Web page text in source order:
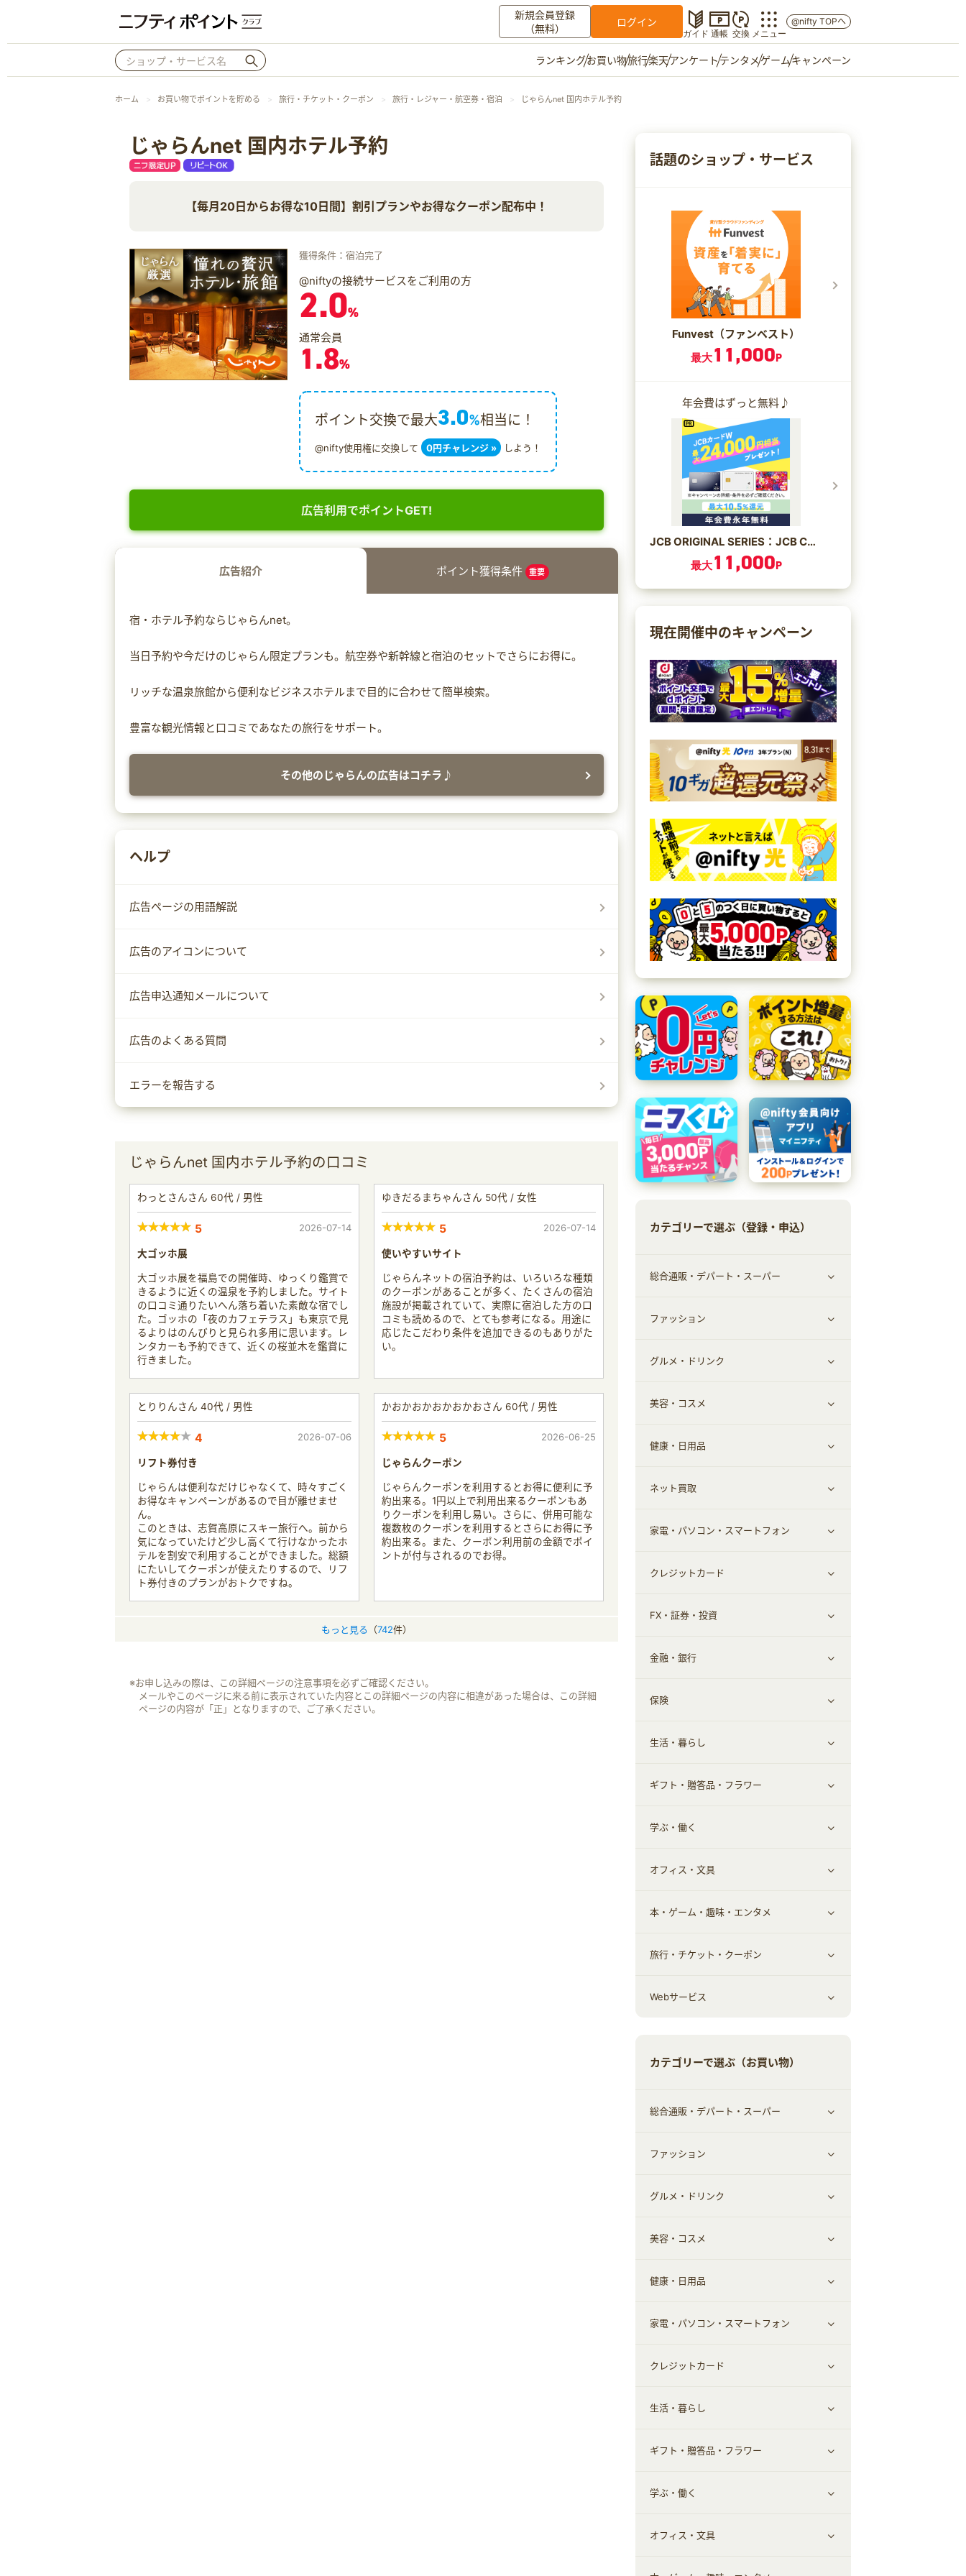
新規会員登録
（無料）
ログイン
ガイド 通帳 交換 メニュー
お知らせ
初心者ガイド
@nifty TOPへ
ランキングお買い物旅行楽天アンケートテンタメゲームキャンペーン
ホーム お買い物でポイントを貯める 旅行・チケット・クーポン 旅行・レジャー・航空券・宿泊 じゃらんnet 国内ホテル予約
じゃらんnet 国内ホテル予約
【毎月20日からお得な10日間】割引プランやお得なクーポン配布中！
獲得条件：宿泊完了
@niftyの接続サービスをご利用の方
2.0%
通常会員
1.8%
ポイント交換で最大3.0%相当に！
@nifty使用権に交換して 0円チャレンジ » しよう！
広告利用でポイントGET!
広告紹介 ポイント獲得条件 重要
宿・ホテル予約ならじゃらんnet。
当日予約や今だけのじゃらん限定プランも。航空券や新幹線と宿泊のセットでさらにお得に。
リッチな温泉旅館から便利なビジネスホテルまで目的に合わせて簡単検索。
豊富な観光情報と口コミであなたの旅行をサポート。
その他のじゃらんの広告はコチラ♪
ヘルプ
広告ページの用語解説
広告のアイコンについて
広告申込通知メールについて
広告のよくある質問
エラーを報告する
じゃらんnet 国内ホテル予約の口コミ
わっとさんさん 60代 / 男性
5 2026-07-14
大ゴッホ展
大ゴッホ展を福島での開催時、ゆっくり鑑賞で
きるように近くの温泉を予約しました。サイト
の口コミ通りたいへん落ち着いた素敵な宿でし
た。ゴッホの「夜のカフェテラス」も東京で見
るよりはのんびりと見られ多用に思います。レ
ンタカーも予約できて、近くの桜並木を鑑賞に
行きました。
ゆきだるまちゃんさん 50代 / 女性
5 2026-07-14
使いやすいサイト
じゃらんネットの宿泊予約は、いろいろな種類
のクーポンがあることが多く、たくさんの宿泊
施設が掲載されていて、実際に宿泊した方の口
コミも読めるので、とても参考になる。用途に
応じたこだわり条件を追加できるのもありがた
い。
とりりんさん 40代 / 男性
4 2026-07-06
リフト券付き
じゃらんは便利なだけじゃなくて、時々すごく
お得なキャンペーンがあるので目が離せませ
ん。
このときは、志賀高原にスキー旅行へ。前から
気になっていたけど少し高くて行けなかったホ
テルを割安で利用することができました。総額
にたいしてクーポンが使えたりするので、リフ
ト券付きのプランがおトクですね。
かおかおかおかおかおさん 60代 / 男性
5 2026-06-25
じゃらんクーポン
じゃらんクーポンを利用するとお得に便利に予
約出来る。1円以上で利用出来るクーポンもあ
りクーポンを利用し易い。さらに、併用可能な
複数枚のクーポンを利用するとさらにお得に予
約出来る。また、クーポン利用前の金額でポイ
ントが付与されるのでお得。
もっと見る （742件）
※お申し込みの際は、この詳細ページの注意事項を必ずご確認ください。
メールやこのページに来る前に表示されていた内容とこの詳細ページの内容に相違があった場合は、この詳細
ページの内容が「正」となりますので、ご了承ください。
話題のショップ・サービス
Funvest（ファンベスト）
最大11,000P
年会費はずっと無料♪
JCB ORIGINAL SERIES：JCB CARD W/JCB CARD W plus L
最大11,000P
現在開催中のキャンペーン
カテゴリーで選ぶ（登録・申込）
総合通販・デパート・スーパー
すべて見る
総合通販
ファッション
すべて見る
ファッション
インナー・下着
スーツ・フォーマル
グルメ・ドリンク
すべて見る
グルメ
お酒
食材宅配
ウォーターサーバー
美容・コスメ
すべて見る
ヘアケア
エステ・サロン
メンズ美容
健康・日用品
すべて見る
スポーツ・フィットネス
日用品・薬局・からだ
ネット買取
すべて見る
ネット買取
家電・パソコン・スマートフォン
すべて見る
家電・パソコン・ソフトウェア
通信・レンタルサーバー
スマホ・携帯電話・SIM
定額制有料コンテンツ
クレジットカード
すべて見る
クレジットカード
FX・証券・投資
すべて見る
証券
仮想通貨
その他投資
金融・銀行
銀行・ネット銀行
キャッシング・ローン
その他金融
保険
すべて見る
保険相談・面談
生活・暮らし
すべて見る
住まい・暮らし
不動産
引越し
エコ・エネルギー
車情報・カーシェア・レンタル
ギフト・贈答品・フラワー
すべて見る
ギフト・贈答品
学ぶ・働く
すべて見る
習い事・学習・学校
仕事・転職
オフィス・文具
すべて見る
オフィス・文具
本・ゲーム・趣味・エンタメ
すべて見る
ゲーム・趣味
旅行・チケット・クーポン
すべて見る
Webサービス
カテゴリーで選ぶ（お買い物）
総合通販・デパート・スーパー
すべて見る
総合通販
デパート・スーパー
ファッション
すべて見る
ファッション
インナー・下着
靴・フットウェア
小物・かばん
スーツ・フォーマル
グルメ・ドリンク
すべて見る
グルメ
ドリンク
お酒
食材宅配
美容・コスメ
すべて見る
スキンケア
メイクアップ
ヘアケア
メンズ美容
美容・ダイエット用品
脱毛用品
健康・日用品
すべて見る
健康食品｜青汁・飲料
健康食品｜乳酸菌・ケフィア
健康食品｜その他
スポーツ・フィットネス
日用品・薬局・からだ
家電・パソコン・スマートフォン
すべて見る
家電・パソコン・ソフトウェア
スマホ・携帯電話・SIM
クレジットカード
すべて見る
クレジットカード
生活・暮らし
すべて見る
車情報・カーシェア・レンタル
お役立ち
ギフト・贈答品・フラワー
すべて見る
ギフト・贈答品
学ぶ・働く
すべて見る
オフィス・文具